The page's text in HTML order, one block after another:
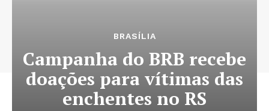
BRASÍLIA
Campanha do BRB recebe
doações para vítimas das
enchentes no RS